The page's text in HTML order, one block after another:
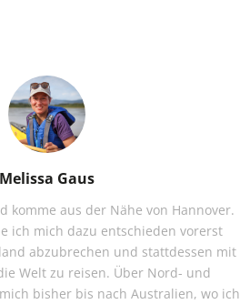
Melissa Gaus
komme aus der Nähe von Hannover.
ich mich dazu entschieden vorerst
abzubrechen und stattdessen mit
Welt zu reisen. Über Nord- und
bisher bis nach Australien, wo ich